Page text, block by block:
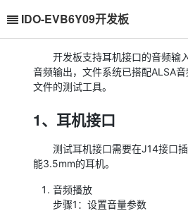
IDO-EVB6Y09开发板
开发板支持耳机接口的音频输
音频输出，文件系统已搭配ALSA
文件的测试工具。
1、耳机接口
测试耳机接口需要在J14接口插
能3.5mm的耳机。
音频播放
步骤1：设置音量参数